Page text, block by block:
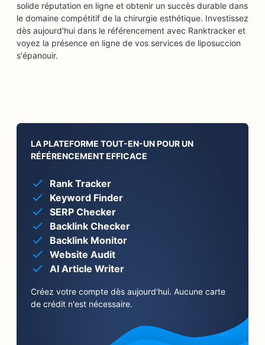
solide réputation en ligne et obtenir un succès durable dans
le domaine compétitif de la chirurgie esthétique. Investissez
dès aujourd'hui dans le référencement avec Ranktracker et
voyez la présence en ligne de vos services de liposuccion
s'épanouir.
LA PLATEFORME TOUT-EN-UN POUR UN
RÉFÉRENCEMENT EFFICACE
Rank Tracker
Keyword Finder
SERP Checker
Backlink Checker
Backlink Monitor
Website Audit
AI Article Writer
Créez votre compte dès aujourd'hui. Aucune carte
de crédit n'est nécessaire.